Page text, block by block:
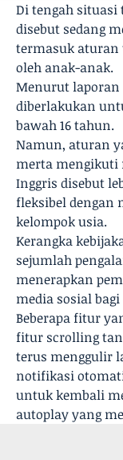
Di tengah
disebut sedang
termasuk aturan
oleh anak-anak.
Menurut laporan
diberlakukan
bawah 16 tahun.
Namun, aturan
merta mengikuti
Inggris disebut
fleksibel dengan
kelompok usia.
Kerangka
sejumlah
menerapkan
media sosial
Beberapa fitur
fitur scrolling
terus menggulir
notifikasi
untuk kembali
autoplay yang